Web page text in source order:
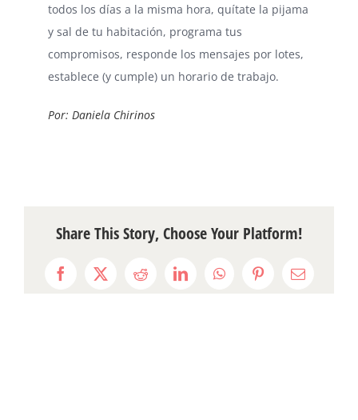
todos los días a la misma hora, quítate la pijama
y sal de tu habitación, programa tus
compromisos, responde los mensajes por lotes,
establece (y cumple) un horario de trabajo.
Por: Daniela Chirinos
Share This Story, Choose Your Platform!
Facebook
X RedditLinkedInWhatsAppPinterestEmail